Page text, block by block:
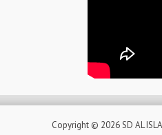
Copyright © 2026SD AL